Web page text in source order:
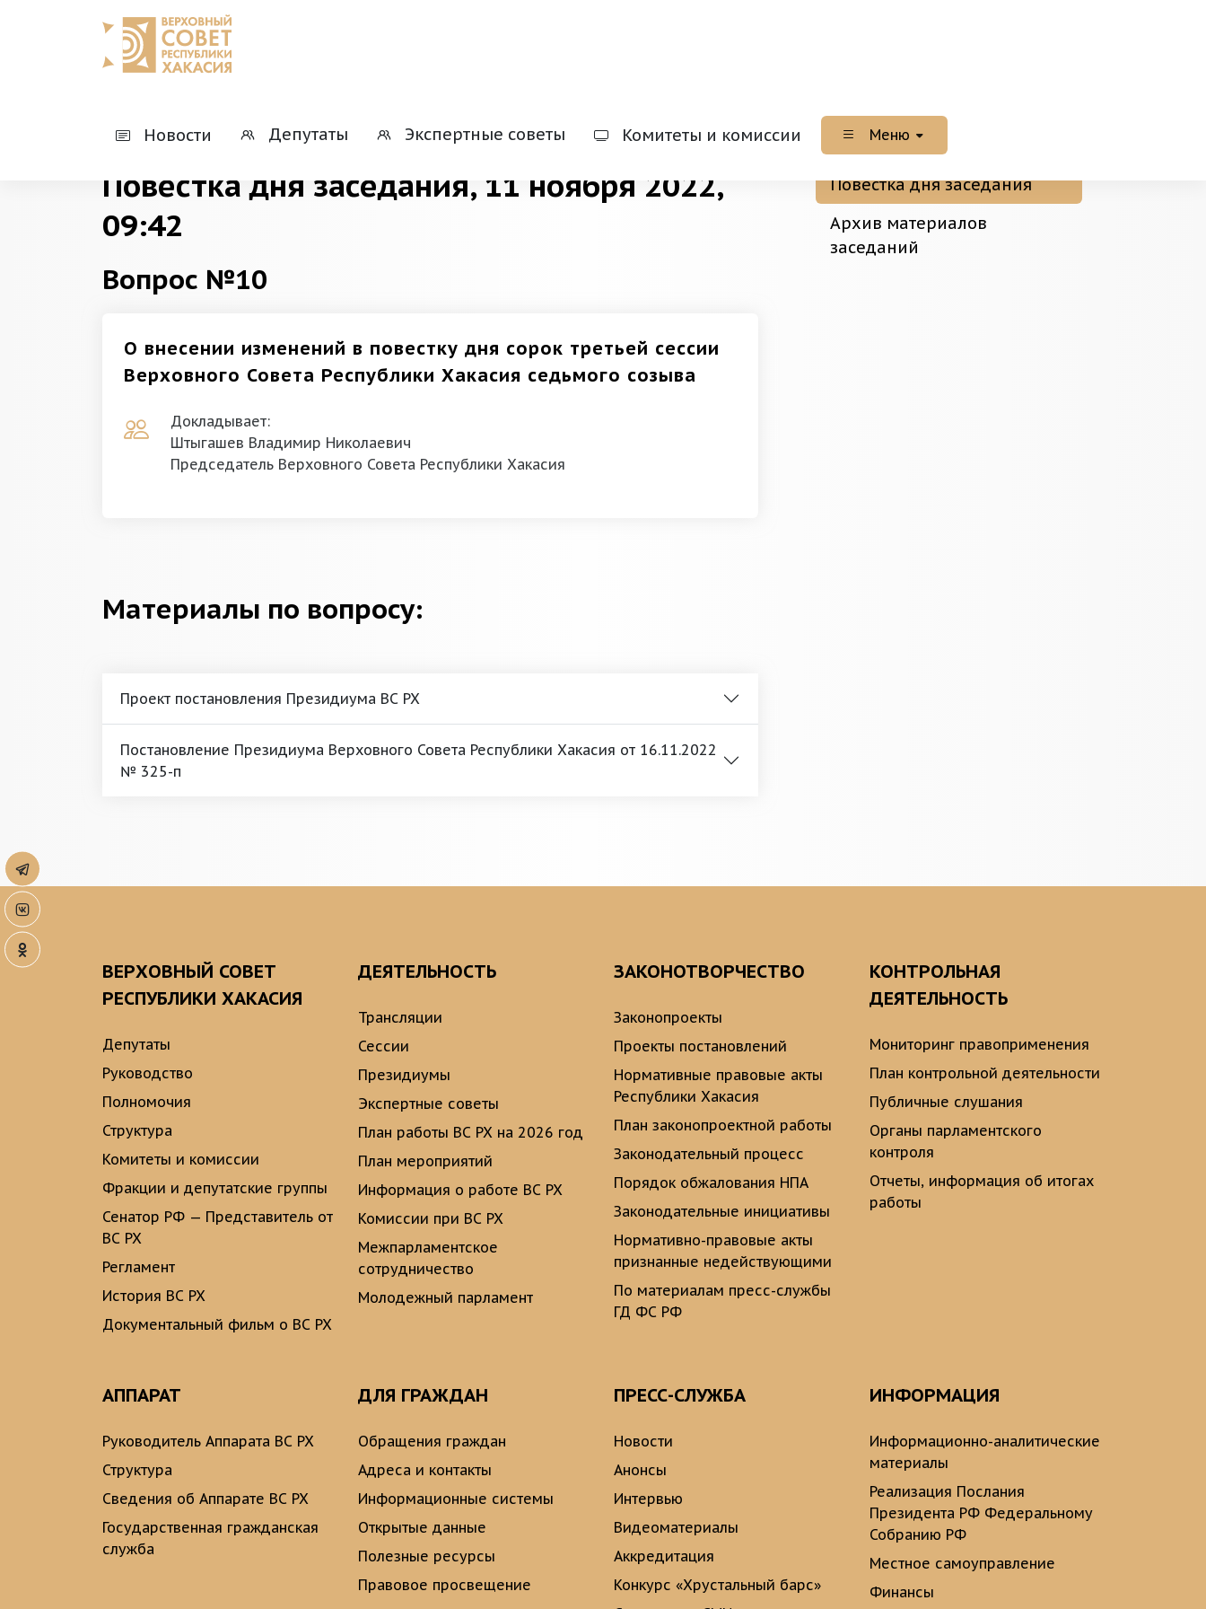
Новости Депутаты Экспертные советы Комитеты и комиссии Меню
Повестка дня заседания
Архив материалов
заседаний
Повестка дня заседания, 11 ноября 2022,
09:42
Вопрос №10
О внесении изменений в повестку дня сорок третьей сессии
Верховного Совета Республики Хакасия седьмого созыва
Докладывает:
Штыгашев Владимир Николаевич
Председатель Верховного Совета Республики Хакасия
Материалы по вопросу:
Проект постановления Президиума ВС РХ
Постановление Президиума Верховного Совета Республики Хакасия от 16.11.2022
№ 325-п
ВЕРХОВНЫЙ СОВЕТ
РЕСПУБЛИКИ ХАКАСИЯ
Депутаты
Руководство
Полномочия
Структура
Комитеты и комиссии
Фракции и депутатские группы
Сенатор РФ — Представитель от
ВС РХ
Регламент
История ВС РХ
Документальный фильм о ВС РХ
ДЕЯТЕЛЬНОСТЬ
Трансляции
Сессии
Президиумы
Экспертные советы
План работы ВС РХ на 2026 год
План мероприятий
Информация о работе ВС РХ
Комиссии при ВС РХ
Межпарламентское
сотрудничество
Молодежный парламент
ЗАКОНОТВОРЧЕСТВО
Законопроекты
Проекты постановлений
Нормативные правовые акты
Республики Хакасия
План законопроектной работы
Законодательный процесс
Порядок обжалования НПА
Законодательные инициативы
Нормативно-правовые акты
признанные недействующими
По материалам пресс-службы
ГД ФС РФ
КОНТРОЛЬНАЯ
ДЕЯТЕЛЬНОСТЬ
Мониторинг правоприменения
План контрольной деятельности
Публичные слушания
Органы парламентского
контроля
Отчеты, информация об итогах
работы
АППАРАТ
Руководитель Аппарата ВС РХ
Структура
Сведения об Аппарате ВС РХ
Государственная гражданская
служба
ДЛЯ ГРАЖДАН
Обращения граждан
Адреса и контакты
Информационные системы
Открытые данные
Полезные ресурсы
Правовое просвещение
ПРЕСС-СЛУЖБА
Новости
Анонсы
Интервью
Видеоматериалы
Аккредитация
Конкурс «Хрустальный барс»
ИНФОРМАЦИЯ
Информационно-аналитические
материалы
Реализация Послания
Президента РФ Федеральному
Собранию РФ
Местное самоуправление
Финансы